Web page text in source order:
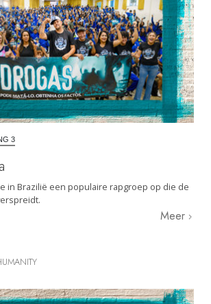
3
in Brazilië een populaire rapgroep op die de
Meer